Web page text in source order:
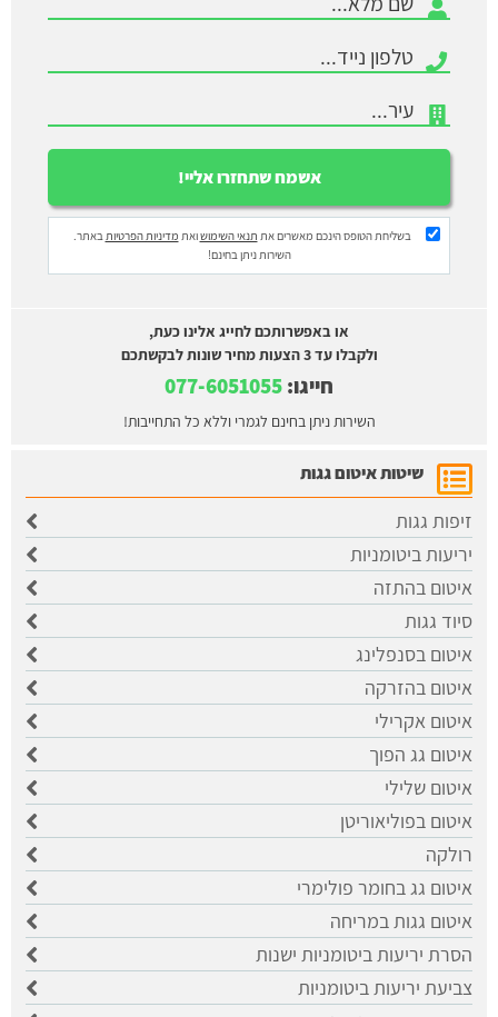
בשליחת הטופס הינכם מאשרים את תנאי השימושואת מדיניות הפרטיות באתר.
השירות ניתן בחינם!
או באפשרותכם לחייג אלינו כעת,
ולקבלו עד 3 הצעות מחיר שונות לבקשתכם
חייגו:
השירות ניתן בחינם לגמרי וללא כל התחייבות!
שיטות איטום גגות
זיפות גגות
יריעות ביטומניות
איטום בהתזה
סיוד גגות
איטום בסנפלינג
איטום בהזרקה
איטום אקרילי
איטום גג הפוך
איטום שלילי
איטום בפוליאוריטן
רולקה
איטום גג בחומר פולימרי
איטום גגות במריחה
הסרת יריעות ביטומניות ישנות
צביעת יריעות ביטומניות